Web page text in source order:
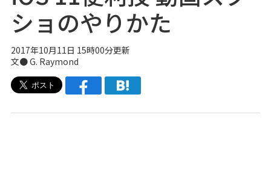
ショのやりかた
2017年10月11日 15時00分更新
文● G. Raymond